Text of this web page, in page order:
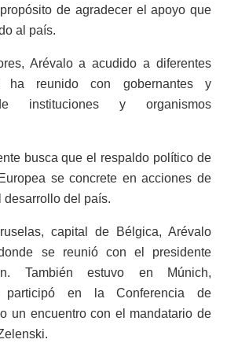
de agradecer el apoyo que
al país.
Arévalo a acudido a diferentes
ha reunido con gobernantes y
instituciones y organismos
busca que el respaldo político de
se concrete en acciones de
desarrollo del país.
capital de Bélgica, Arévalo
se reunió con el presidente
También estuvo en Múnich,
participó en la Conferencia de
un encuentro con el mandatario de